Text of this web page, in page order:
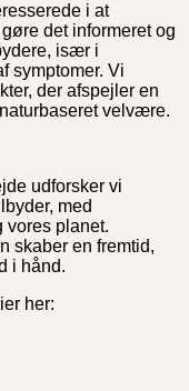
i at
det informeret og
især i
symptomer. Vi
der afspejler en
velvære.
udforsker vi
med
vores planet.
skaber en fremtid,
i hånd.
her: